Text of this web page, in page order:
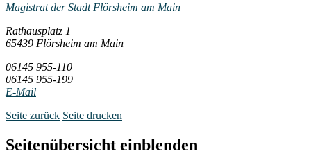
Magistrat der Stadt Flörsheim am Main
Rathausplatz 1
65439 Flörsheim am Main
06145 955-110
06145 955-199
E-Mail
Seite zurück Seite drucken
Seitenübersicht einblenden